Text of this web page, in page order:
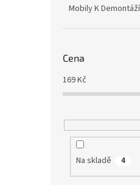
Mobily K Demontáží
Cena
169Kč
Na skladě 4